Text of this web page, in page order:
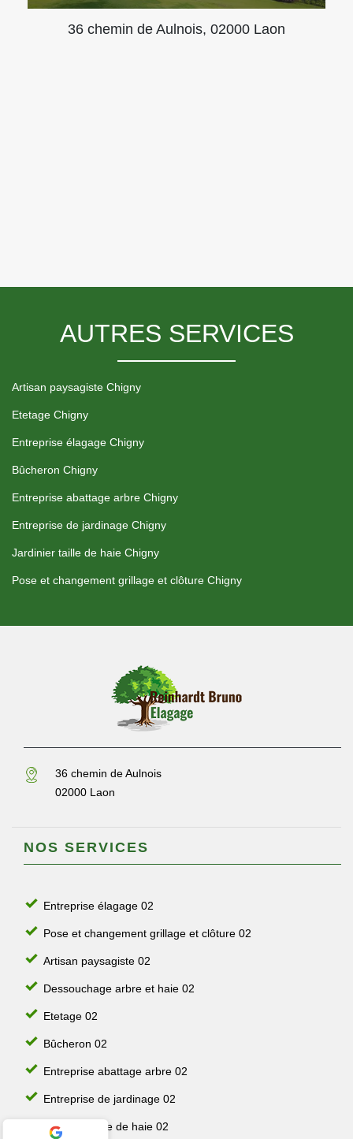
36 chemin de Aulnois, 02000 Laon
AUTRES SERVICES
Artisan paysagiste Chigny
Etetage Chigny
Entreprise élagage Chigny
Bûcheron Chigny
Entreprise abattage arbre Chigny
Entreprise de jardinage Chigny
Jardinier taille de haie Chigny
Pose et changement grillage et clôture Chigny
36 chemin de Aulnois
02000 Laon
NOS SERVICES
Entreprise élagage 02
Pose et changement grillage et clôture 02
Artisan paysagiste 02
Dessouchage arbre et haie 02
Etetage 02
Bûcheron 02
Entreprise abattage arbre 02
Entreprise de jardinage 02
Jardinier taille de haie 02